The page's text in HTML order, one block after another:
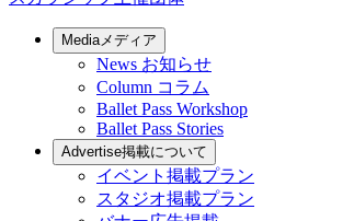
Mediaメディア
News お知らせ
Column コラム
Ballet Pass Workshop
Ballet Pass Stories
Advertise掲載について
イベント掲載プラン
スタジオ掲載プラン